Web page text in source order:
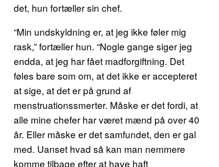
det, hun fortæller sin chef.
“Min undskyldning er, at jeg ikke føler mig
rask,” fortæller hun. “Nogle gange siger jeg
endda, at jeg har fået madforgiftning. Det
føles bare som om, at det ikke er accepteret
at sige, at det er på grund af
menstruationssmerter. Måske er det fordi, at
alle mine chefer har været mænd på over 40
år. Eller måske er det samfundet, den er gal
med. Uanset hvad så kan man nemmere
komme tilbage efter at have haft